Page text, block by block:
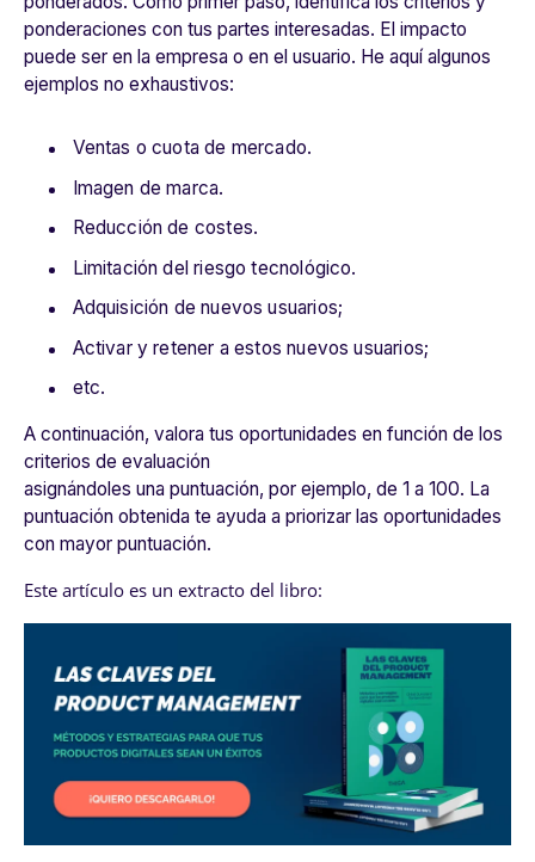
ponderaciones con tus partes interesadas. El impacto
puede ser en la empresa o en el usuario. He aquí algunos
ejemplos no exhaustivos:
Ventas o cuota de mercado.
Imagen de marca.
Reducción de costes.
Limitación del riesgo tecnológico.
Adquisición de nuevos usuarios;
Activar y retener a estos nuevos usuarios;
etc.
A continuación, valora tus oportunidades en función de los
criterios de evaluación
asignándoles una puntuación, por ejemplo, de 1 a 100. La
puntuación obtenida te ayuda a priorizar las oportunidades
con mayor puntuación.
Este artículo es un extracto del libro: